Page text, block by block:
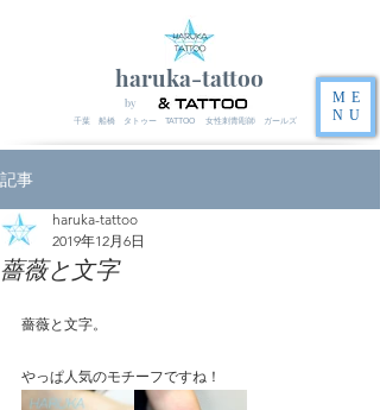
haruka-tattoo
千葉 船橋 タトゥー TATTOO 女性刺青彫師 ガールズ
ME
NU
by
記事
薔薇と文字
haruka-tattoo
2019年12月6日
薔薇と文字。
やっぱ人気のモチーフですね！